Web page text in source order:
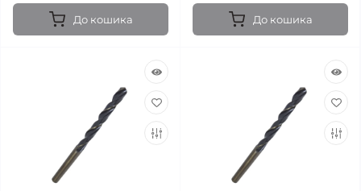
До кошика До кошика